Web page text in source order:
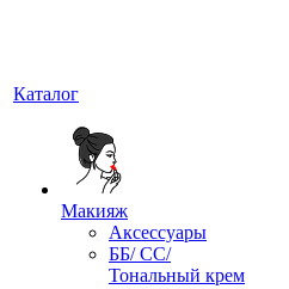
Каталог
Макияж
Аксессуары
ББ/ СС/
Тональный крем